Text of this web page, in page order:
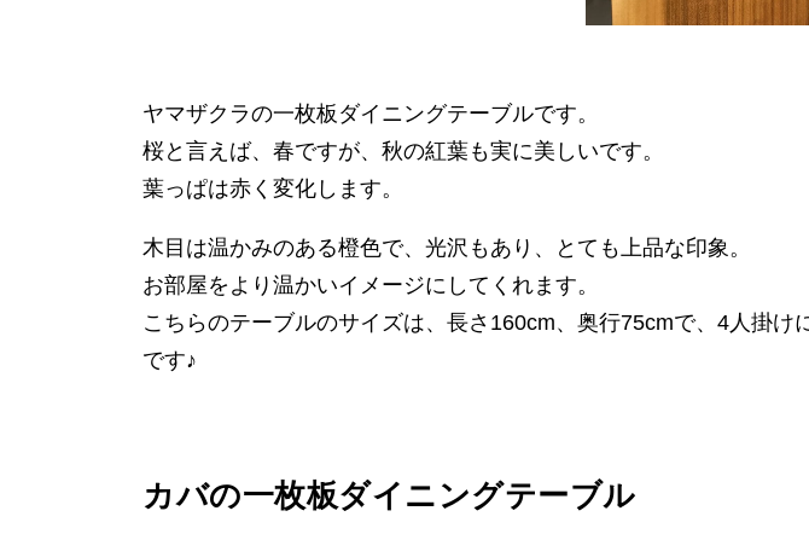
ヤマザクラの一枚板ダイニングテーブルです。
桜と言えば、春ですが、秋の紅葉も実に美しいです。
葉っぱは赤く変化します。
木目は温かみのある橙色で、光沢もあり、とても上品な印象。
お部屋をより温かいイメージにしてくれます。
こちらのテーブルのサイズは、長さ160cm、奥行75cmで、4人掛け
です♪
カバの一枚板ダイニングテーブル